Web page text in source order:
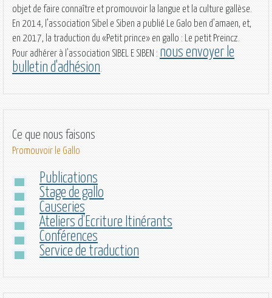
objet de faire connaître et promouvoir la langue et la culture gallèse.
En 2014, l’association Sibel e Siben a publié
Le Galo ben d’amaen, et,
en 2017, la traduction du «Petit prince» en gallo :
Le petit Preincz
Pour adhérer à l'association SIBEL E SIBEN : nous envoyer le
bulletin d'adhésion
Ce que nous faisons
Promouvoir le Gallo
Publications
Stage de gallo
Causeries
Ateliers d’Ecriture Itinérants
Conférences
Service de traduction